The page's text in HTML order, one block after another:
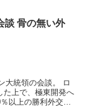
談 骨の無い外
大統領の会談。 ロ
た上で、極東開発へ
以上の勝利外交。